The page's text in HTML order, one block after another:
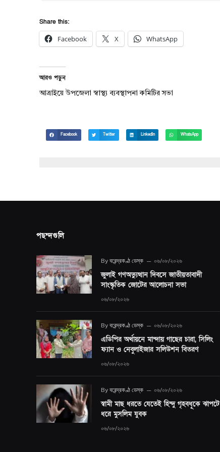
Share this:
Facebook X WhatsApp
আরও পড়ুন
আত্রাইয়ে উপজেলা স্বাস্থ্য ব্যবস্থাপনা কমিটির সভা
Facebook Twitter LinkedIn WhatsApp
পছন্দগুলি
By বরেন্দ্রকণ্ঠ ডেস্ক ০৬/০৮/২০২৬
জুলাই গণঅভ্যুত্থান দিবসে জাতীয়তাবাদী
সাংস্কৃতিক জোটের আলোচনা সভা
০৬/০৮/২০২৬
By বরেন্দ্রকণ্ঠ ডেস্ক ০৬/০৮/২০২৬
এডিপির অর্থায়নে মান্দায় গাছের চারা, সিলিং
ফ্যান ও নেবুলাইজার সলিউশন বিতরণ
০৬/০৮/২০২৬
By বরেন্দ্রকণ্ঠ ডেস্ক ০৬/০৮/২০২৬
স্বামী মাছ ধরতে যেতেই হিন্দু গৃহবধূকে ঝাপটে
ধরে মুসলিম যুবক
০৬/০৮/২০২৬